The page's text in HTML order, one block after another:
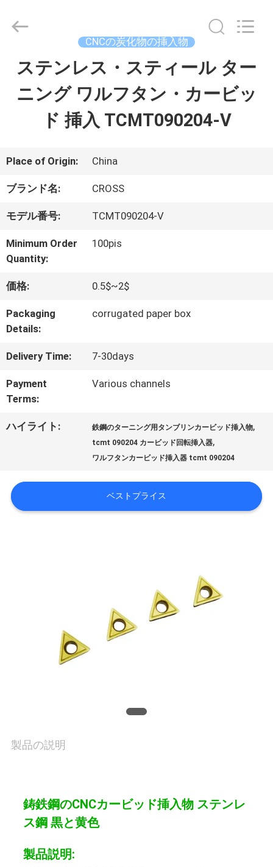
ホ
製
品
企
業
情
報
会
社
内
品
質
せ
2022
keluosi
Trading
CNCの炭化物の挿入物
ステンレス・スティール ター
ニング ワルフタン・カービッ
ド 挿入 TCMT090204-V
Place of Origin: China
ブランド名: CROSS
モデル番号: TCMT090204-V
Minimum Order
Quantity:
100pis
価格: 0.5$~2$
Packaging
Details:
corrugated paper box
Delivery Time: 7-30days
Payment
Terms:
Various channels
ハイライト: 鉄鋼のターニング用タンブリンカービッド挿入物,
tcmt 090204 カービッド回転挿入器,
ワルフタンカービッド挿入器 tcmt 090204
ベストプライス
製品の説明
鋳鉄鋼のCNCカービッド挿入物 ステンレ
ス鋼 黒と黄色
製品説明: